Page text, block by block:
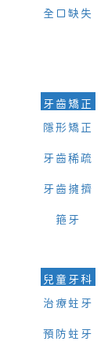
全口缺失
牙齒矯正
隱形矯正
牙齒稀疏
牙齒擁擠
箍牙
兒童牙科
治療蛀牙
預防蛀牙